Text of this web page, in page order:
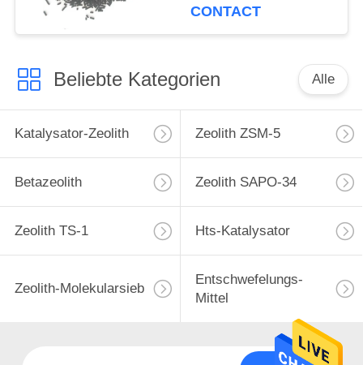
CONTACT
Beliebte Kategorien Alle
Katalysator-Zeolith Zeolith ZSM-5
Betazeolith Zeolith SAPO-34
Zeolith TS-1 Hts-Katalysator
Zeolith-Molekularsieb
Entschwefelungs-
Mittel